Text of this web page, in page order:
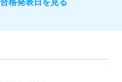
合格発表日を見る